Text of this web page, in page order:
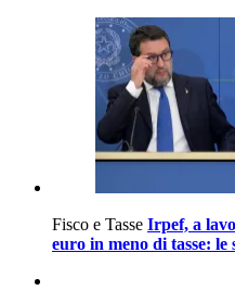
Fisco e Tasse Irpef, a
euro in meno di tasse: le